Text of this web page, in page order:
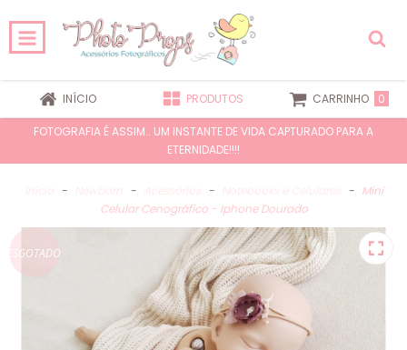
INÍCIO PRODUTOS CARRINHO 0
FOTOGRAFIA É ASSIM.. UM INSTANTE DE VIDA CAPTURADO PARA A
ETERNIDADE!!!!
- - - - Mini
Celular Cenográfico - Iphone Dourado
ESGOTADO